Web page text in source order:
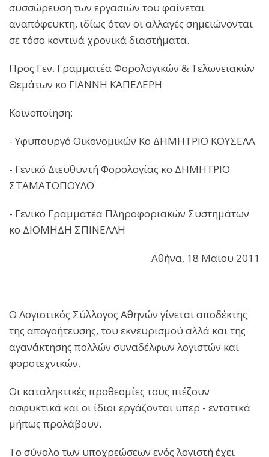
συσσώρευση των εργασιών του φαίνεται
αναπόφευκτη, ιδίως όταν οι αλλαγές σημειώνονται
σε τόσο κοντινά χρονικά διαστήματα.
Προς Γεν. Γραμματέα Φορολογικών & Τελωνειακών
Θεμάτων κο ΓΙΑΝΝΗ ΚΑΠΕΛΕΡΗ
Κοινοποίηση:
- Υφυπουργό Οικονομικών Κο ΔΗΜΗΤΡΙΟ ΚΟΥΣΕΛΑ
- Γενικό Διευθυντή Φορολογίας κο ΔΗΜΗΤΡΙΟ
ΣΤΑΜΑΤΟΠΟΥΛΟ
- Γενικό Γραμματέα Πληροφοριακών Συστημάτων
κο ΔΙΟΜΗΔΗ ΣΠΙΝΕΛΛΗ
Αθήνα, 18 Μαϊου 2011
Ο Λογιστικός Σύλλογος Αθηνών γίνεται αποδέκτης
της απογοήτευσης, του εκνευρισμού αλλά και της
αγανάκτησης πολλών συναδέλφων λογιστών και
φοροτεχνικών.
Οι καταληκτικές προθεσμίες τους πιέζουν
ασφυκτικά και οι ίδιοι εργάζονται υπερ - εντατικά
μήπως προλάβουν.
Το σύνολο των υποχρεώσεων ενός λογιστή έχει